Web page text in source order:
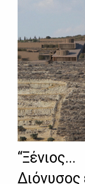
“Ξένιος...
Διόνυσος